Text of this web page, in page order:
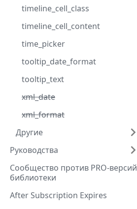
timeline_cell_class
timeline_cell_content
time_picker
tooltip_date_format
tooltip_text
xml_date
xml_format
Другие
Руководства
Сообщество против PRO-версий
библиотеки
After Subscription Expires